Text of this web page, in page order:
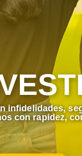
infidelidades,
con rapidez,